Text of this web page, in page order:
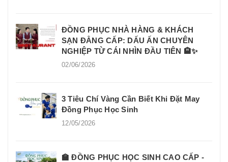
ĐỒNG PHỤC NHÀ HÀNG & KHÁCH
SẠN ĐẲNG CẤP: DẤU ẤN CHUYÊN
NGHIỆP TỪ CÁI NHÌN ĐẦU TIÊN 🏨✨
02/06/2026
3 Tiêu Chí Vàng Cần Biết Khi Đặt May
Đồng Phục Học Sinh
12/05/2026
🏫 ĐỒNG PHỤC HỌC SINH CAO CẤP -